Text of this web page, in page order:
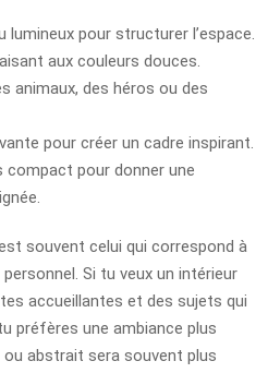
lumineux pour structurer l’espace.
aux couleurs douces.
animaux, des héros ou des
pour créer un cadre inspirant.
pour donner une
souvent celui qui correspond à
Si tu veux un intérieur
accueillantes et des sujets qui
préfères une ambiance plus
abstrait sera souvent plus